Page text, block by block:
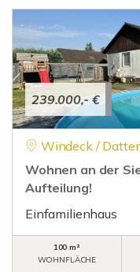
239.000,- €
Windeck /
Wohnen an der
Aufteilung!
Einfamilienhaus
100 m²
WOHNFLÄCHE